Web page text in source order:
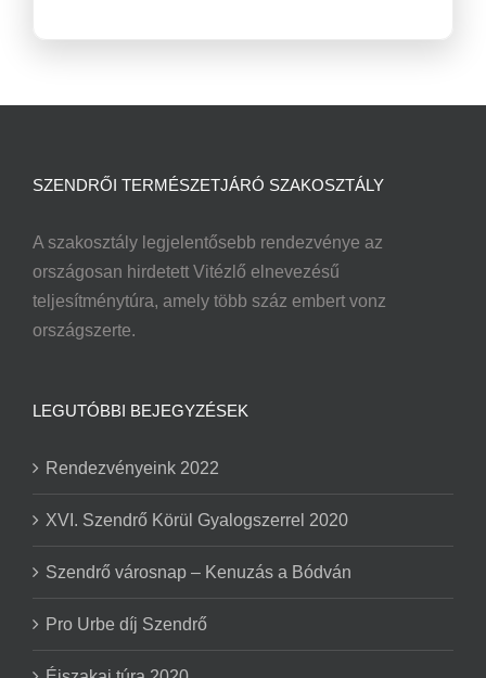
SZENDRŐI TERMÉSZETJÁRÓ SZAKOSZTÁLY
A szakosztály legjelentősebb rendezvénye az
országosan hirdetett Vitézlő elnevezésű
teljesítménytúra, amely több száz embert vonz
országszerte.
LEGUTÓBBI BEJEGYZÉSEK
Rendezvényeink 2022
XVI. Szendrő Körül Gyalogszerrel 2020
Szendrő városnap – Kenuzás a Bódván
Pro Urbe díj Szendrő